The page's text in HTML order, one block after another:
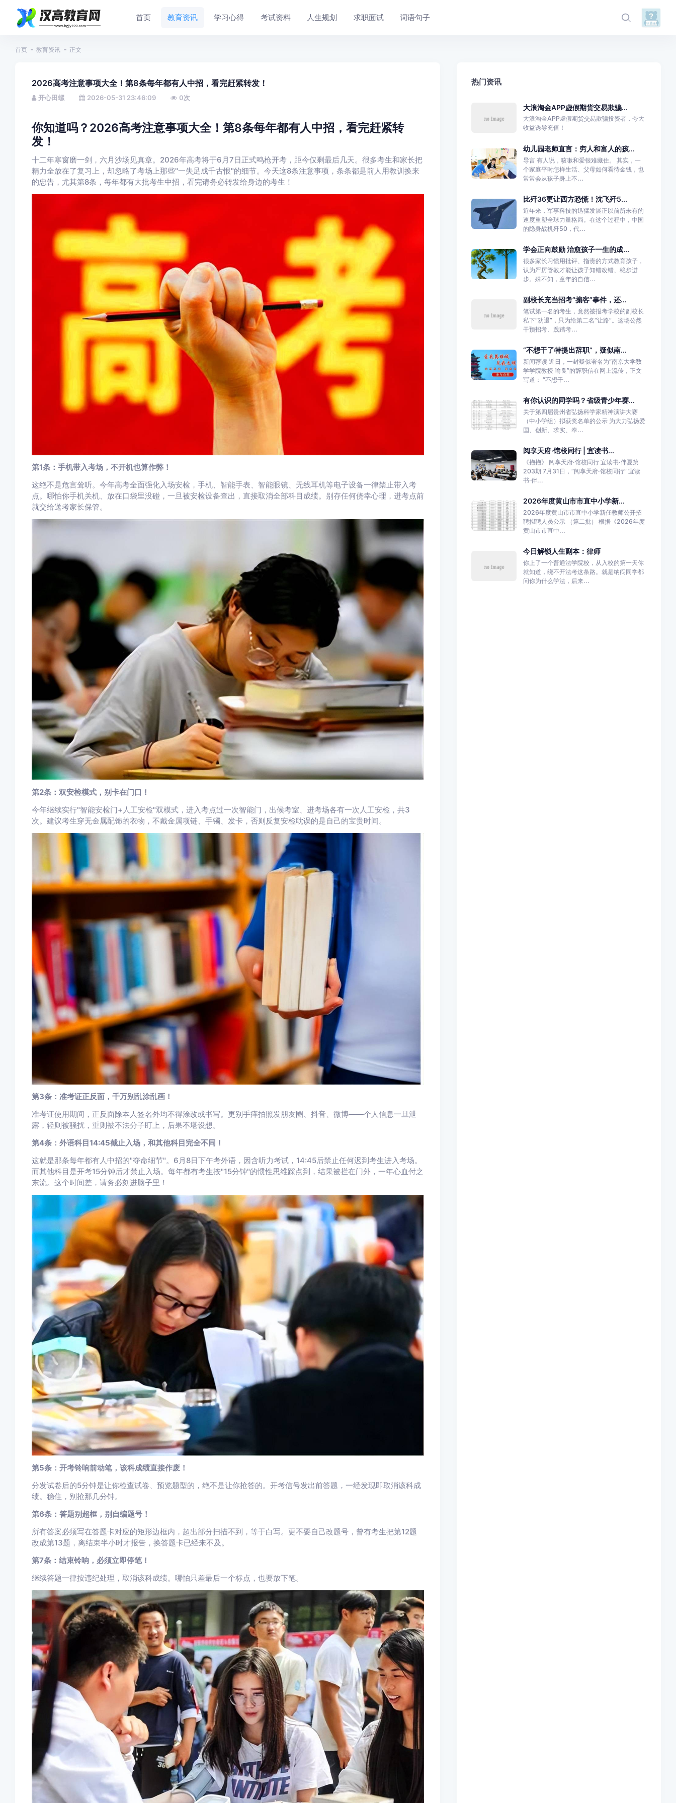
首页 教育资讯 学习心得 考试资料 人生规划 求职面试 词语句子
首页 教育资讯 正文
2026高考注意事项大全！第8条每年都有人中招，看完赶紧转发！
开心田螺 2026-05-31 23:46:09 0次
你知道吗？2026高考注意事项大全！第8条每年都有人中招，看完赶紧转
发！
十二年寒窗磨一剑，六月沙场见真章。2026年高考将于6月7日正式鸣枪开考，距今仅剩最后几天。很多考生和家长把
精力全放在了复习上，却忽略了考场上那些"一失足成千古恨"的细节。今天这8条注意事项，条条都是前人用教训换来
的忠告，尤其第8条，每年都有大批考生中招，看完请务必转发给身边的考生！
第1条：手机带入考场，不开机也算作弊！
这绝不是危言耸听。今年高考全面强化入场安检，手机、智能手表、智能眼镜、无线耳机等电子设备一律禁止带入考
点。哪怕你手机关机、放在口袋里没碰，一旦被安检设备查出，直接取消全部科目成绩。别存任何侥幸心理，进考点前
就交给送考家长保管。
第2条：双安检模式，别卡在门口！
今年继续实行"智能安检门+人工安检"双模式，进入考点过一次智能门，出候考室、进考场各有一次人工安检，共3
次。建议考生穿无金属配饰的衣物，不戴金属项链、手镯、发卡，否则反复安检耽误的是自己的宝贵时间。
第3条：准考证正反面，千万别乱涂乱画！
准考证使用期间，正反面除本人签名外均不得涂改或书写。更别手痒拍照发朋友圈、抖音、微博——个人信息一旦泄
露，轻则被骚扰，重则被不法分子盯上，后果不堪设想。
第4条：外语科目14:45截止入场，和其他科目完全不同！
这就是那条每年都有人中招的"夺命细节"。6月8日下午考外语，因含听力考试，14:45后禁止任何迟到考生进入考场。
而其他科目是开考15分钟后才禁止入场。每年都有考生按"15分钟"的惯性思维踩点到，结果被拦在门外，一年心血付之
东流。这个时间差，请务必刻进脑子里！
第5条：开考铃响前动笔，该科成绩直接作废！
分发试卷后的5分钟是让你检查试卷、预览题型的，绝不是让你抢答的。开考信号发出前答题，一经发现即取消该科成
绩。稳住，别抢那几分钟。
第6条：答题别超框，别自编题号！
所有答案必须写在答题卡对应的矩形边框内，超出部分扫描不到，等于白写。更不要自己改题号，曾有考生把第12题
改成第13题，离结束半小时才报告，换答题卡已经来不及。
第7条：结束铃响，必须立即停笔！
继续答题一律按违纪处理，取消该科成绩。哪怕只差最后一个标点，也要放下笔。
热门资讯
大浪淘金APP虚假期货交易欺骗...
大浪淘金APP虚假期货交易欺骗投资者，夸大
收益诱导充值！
幼儿园老师直言：穷人和富人的孩...
导言 有人说，咳嗽和爱很难藏住。 其实，一
个家庭平时怎样生活、父母如何看待金钱，也
常常会从孩子身上不...
比歼36更让西方恐慌！沈飞歼5...
近年来，军事科技的迅猛发展正以前所未有的
速度重塑全球力量格局。在这个过程中，中国
的隐身战机歼50，代...
学会正向鼓励 治愈孩子一生的成...
很多家长习惯用批评、指责的方式教育孩子，
认为严厉管教才能让孩子知错改错、稳步进
步。殊不知，童年的自信...
副校长充当招考“掮客”事件，还...
笔试第一名的考生，竟然被报考学校的副校长
私下“劝退”，只为给第二名“让路”。这场公然
干预招考、践踏考...
“不想干了特提出辞职”，疑似南...
新闻荐读 近日，一封疑似署名为“南京大学数
学学院教授 喻良”的辞职信在网上流传，正文
写道： “不想干...
有你认识的同学吗？省级青少年赛...
关于第四届贵州省弘扬科学家精神演讲大赛
（中小学组）拟获奖名单的公示 为大力弘扬爱
国、创新、求实、奉...
阅享天府·馆校同行 | 宜读书...
《抱抱》 阅享天府·馆校同行 宜读书·伴夏第
203期 7月31日，“阅享天府·馆校同行” 宜读
书·伴...
2026年度黄山市市直中小学新...
2026年度黄山市市直中小学新任教师公开招
聘拟聘人员公示 （第二批） 根据《2026年度
黄山市市直中...
今日解锁人生副本：律师
你上了一个普通法学院校，从入校的第一天你
就知道，绕不开法考这条路。就是纳闷同学都
问你为什么学法，后来...